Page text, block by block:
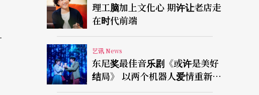
理工脑加上文化心 期许让老店走
在时代前端
艺讯 News
东尼奖最佳音乐剧《或许是美好
结局》 以两个机器人爱情重新凝
视有限人生